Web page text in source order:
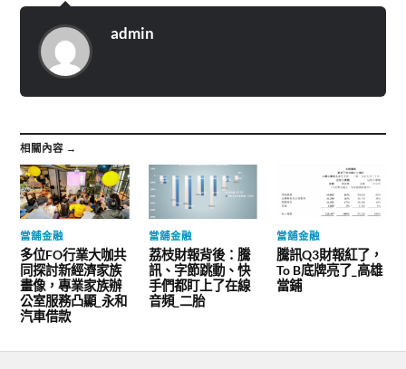
admin
相關內容 →
當舖金融
多位FO行業大咖共
同探討新經濟家族
畫像，專業家族辦
公室服務凸顯_永和
汽車借款
當舖金融
荔枝財報背後：騰
訊、字節跳動、快
手們都盯上了在線
音頻_二胎
當舖金融
騰訊Q3財報紅了，
To B底牌亮了_高雄
當鋪